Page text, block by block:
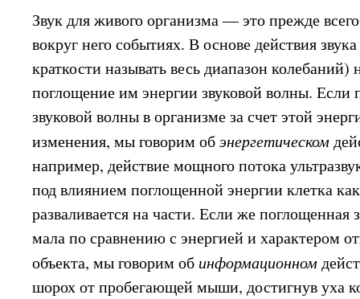
Звук для живого организма — это прежде
вокруг него событиях. В основе действия
краткости называть весь диапазон
поглощение им энергии звуковой волны.
звуковой волны в организме за счет этой
изменения, мы говорим обэнергетическом
например, действие мощного потока
под влиянием поглощенной энергии клетка
разваливается на части. Если же поглощенная
мала по сравнению с энергией и характером
объекта, мы говорим об информационном
шорох от пробегающей мыши, достигнув уха